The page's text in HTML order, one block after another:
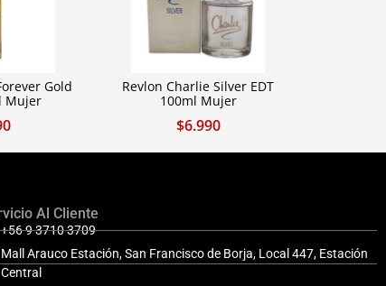
Gold
Mujer
Revlon Charlie Silver EDT
100ml Mujer
$6.990
Al Cliente
+56 9 3710 3709
Mall Arauco Estación, San Francisco de Borja, Local 447, Estación
Central